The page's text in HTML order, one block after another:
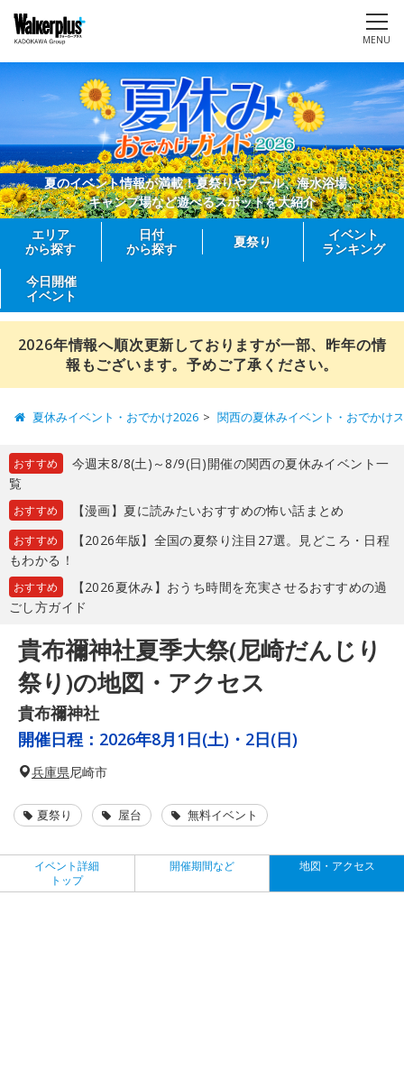
MENU
夏のイベント情報が満載！夏祭りやプール、海水浴場、
キャンプ場など遊べるスポットを大紹介
エリア
から探す
日付
から探す
夏祭り
イベント
ランキング
今日開催
イベント
2026年情報へ順次更新しておりますが一部、昨年の情
報もございます。予めご了承ください。
夏休みイベント・おでかけ2026 関西の夏休みイベント・おでかけ
おすすめ
今週末8/8(土)～8/9(日)開催の関西の夏休みイベント一
覧
おすすめ 【漫画】夏に読みたいおすすめの怖い話まとめ
おすすめ
【2026年版】全国の夏祭り注目27選。見どころ・日程
もわかる！
おすすめ
【2026夏休み】おうち時間を充実させるおすすめの過
ごし方ガイド
貴布禰神社夏季大祭(尼崎だんじり
祭り)の地図・アクセス
貴布禰神社
開催日程： 2026年8月1日(土)・2日(日)
兵庫県尼崎市
夏祭り 屋台 無料イベント
イベント詳細
トップ
開催期間など 地図・アクセス